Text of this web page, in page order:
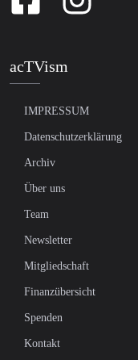
acTVism
IMPRESSUM
Datenschutzerklärung
Archiv
Über uns
Team
Newsletter
Mitgliedschaft
Finanzübersicht
Spenden
Kontakt